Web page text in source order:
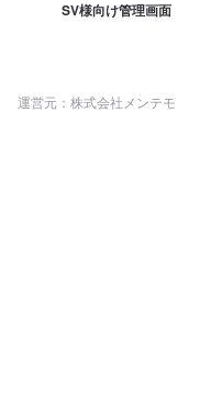
SV様向け管理画面
運営元：株式会社メンテモ